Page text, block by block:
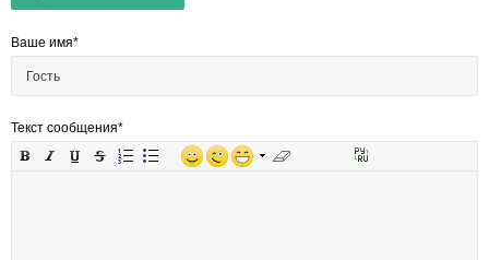
Ваше имя*
Текст сообщения*